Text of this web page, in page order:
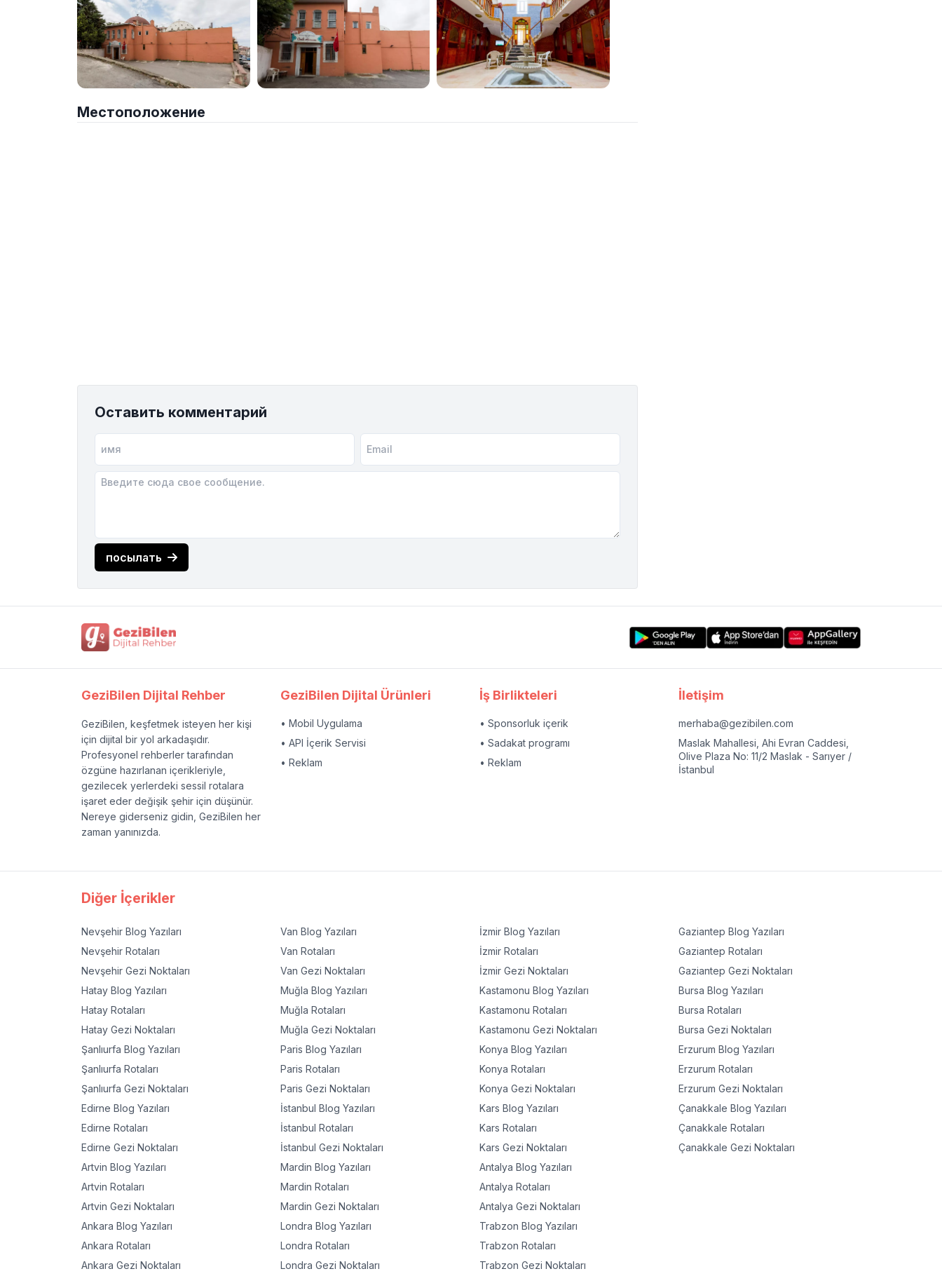
Местоположение
Оставить комментарий
посылать
GeziBilen Dijital Rehber
GeziBilen, keşfetmek isteyen her kişi
için dijital bir yol arkadaşıdır.
Profesyonel rehberler tarafından
özgüne hazırlanan içerikleriyle,
gezilecek yerlerdeki sessil rotalara
işaret eder değişik şehir için düşünür.
Nereye giderseniz gidin, GeziBilen her
zaman yanınızda.
GeziBilen Dijital Ürünleri
• Mobil Uygulama
• API İçerik Servisi
• Reklam
İş Birlikteleri
• Sponsorluk içerik
• Sadakat programı
• Reklam
İletişim
merhaba@gezibilen.com
Maslak Mahallesi, Ahi Evran Caddesi,
Olive Plaza No: 11/2 Maslak - Sarıyer /
İstanbul
Diğer İçerikler
Nevşehir Blog Yazıları
Nevşehir Rotaları
Nevşehir Gezi Noktaları
Hatay Blog Yazıları
Hatay Rotaları
Hatay Gezi Noktaları
Şanlıurfa Blog Yazıları
Şanlıurfa Rotaları
Şanlıurfa Gezi Noktaları
Edirne Blog Yazıları
Edirne Rotaları
Edirne Gezi Noktaları
Artvin Blog Yazıları
Artvin Rotaları
Artvin Gezi Noktaları
Ankara Blog Yazıları
Ankara Rotaları
Ankara Gezi Noktaları
Van Blog Yazıları
Van Rotaları
Van Gezi Noktaları
Muğla Blog Yazıları
Muğla Rotaları
Muğla Gezi Noktaları
Paris Blog Yazıları
Paris Rotaları
Paris Gezi Noktaları
İstanbul Blog Yazıları
İstanbul Rotaları
İstanbul Gezi Noktaları
Mardin Blog Yazıları
Mardin Rotaları
Mardin Gezi Noktaları
Londra Blog Yazıları
Londra Rotaları
Londra Gezi Noktaları
İzmir Blog Yazıları
İzmir Rotaları
İzmir Gezi Noktaları
Kastamonu Blog Yazıları
Kastamonu Rotaları
Kastamonu Gezi Noktaları
Konya Blog Yazıları
Konya Rotaları
Konya Gezi Noktaları
Kars Blog Yazıları
Kars Rotaları
Kars Gezi Noktaları
Antalya Blog Yazıları
Antalya Rotaları
Antalya Gezi Noktaları
Trabzon Blog Yazıları
Trabzon Rotaları
Trabzon Gezi Noktaları
Gaziantep Blog Yazıları
Gaziantep Rotaları
Gaziantep Gezi Noktaları
Bursa Blog Yazıları
Bursa Rotaları
Bursa Gezi Noktaları
Erzurum Blog Yazıları
Erzurum Rotaları
Erzurum Gezi Noktaları
Çanakkale Blog Yazıları
Çanakkale Rotaları
Çanakkale Gezi Noktaları